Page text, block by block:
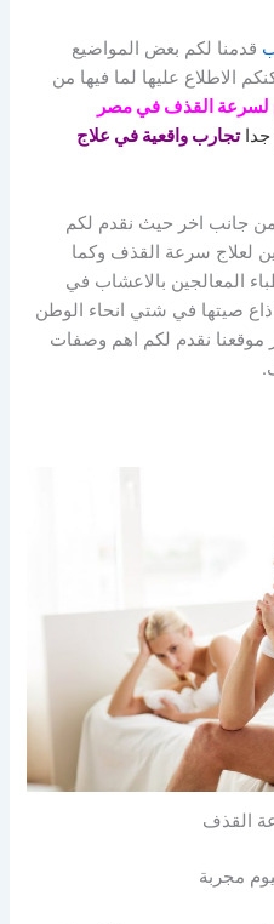
قدمنا لكم بعض المواضيع
الاطلاع عليها لما فيها من
لسرعة القذف في مصر
جداتجارب واقعية في علاج
جانب اخر حيث نقدم لكم
لعلاج سرعة القذف وكما
المعالجين بالاعشاب في
صيتها في شتي انحاء الوطن
موقعنا نقدم لكم اهم وصفات
القذف
مجربة